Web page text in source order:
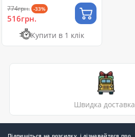
774грн. -33%
516грн.
Купити в 1 клік
Швидка доставка
Підпишіться на розсилку, і дізнавайтеся про